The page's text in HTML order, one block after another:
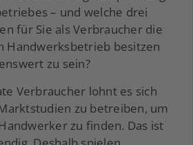
– und welche drei
für Sie als Verbraucher die
Handwerksbetrieb besitzen
zu sein?
Verbraucher lohnt es sich
zu betreiben, um
zu finden. Das ist